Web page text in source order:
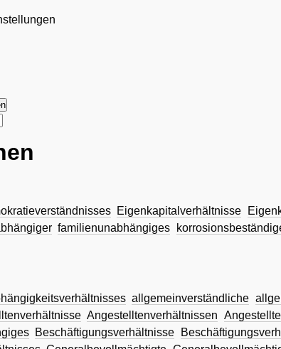
Eigenkapitalverhältnisse
familienunabhängiges
allgemeinverständliche
Angestelltenverhältnissen
Beschäftigungsverhältnisse